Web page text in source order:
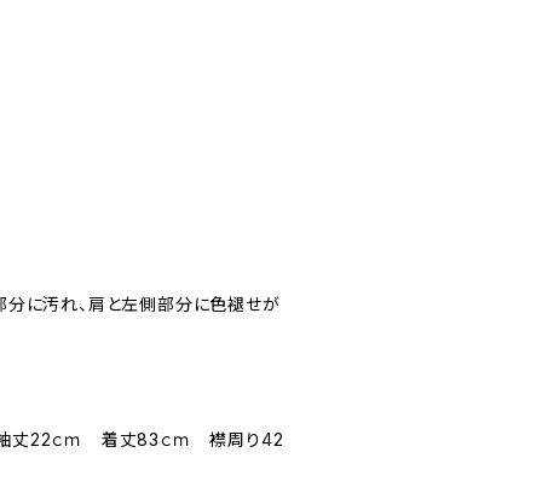
部分に汚れ、肩と左側部分に色褪せが
丈22ｃｍ 着丈83ｃｍ 襟周り42